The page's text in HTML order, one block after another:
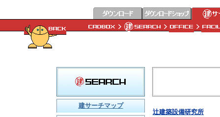
建サーチマップ
辻建築設備研究所